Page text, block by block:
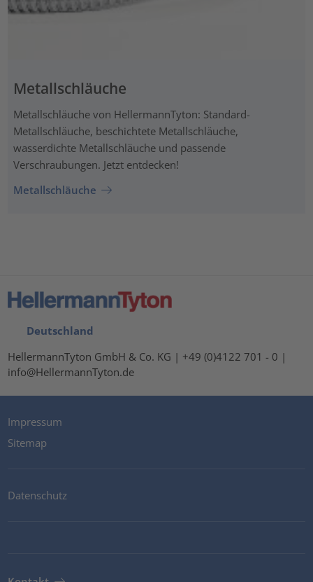
Metallschläuche
Metallschläuche von HellermannTyton: Standard-
Metallschläuche, beschichtete Metallschläuche,
wasserdichte Metallschläuche und passende
Verschraubungen. Jetzt entdecken!
Metallschläuche
Deutschland
HellermannTyton GmbH & Co. KG | +49 (0)4122 701 - 0 |
info@HellermannTyton.de
Impressum
Sitemap
Datenschutz